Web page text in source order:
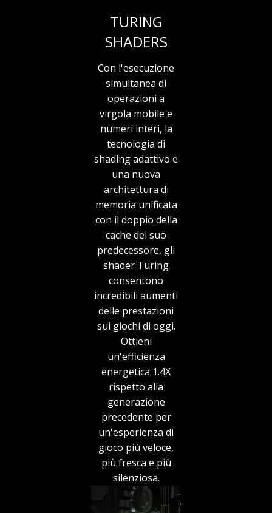
TURING
SHADERS
Con l'esecuzione
simultanea di
operazioni a
virgola mobile e
numeri interi, la
tecnologia di
shading adattivo e
una nuova
architettura di
memoria unificata
con il doppio della
cache del suo
predecessore, gli
shader Turing
consentono
incredibili aumenti
delle prestazioni
sui giochi di oggi.
Ottieni
un'efficienza
energetica 1.4X
rispetto alla
generazione
precedente per
un'esperienza di
gioco più veloce,
più fresca e più
silenziosa.